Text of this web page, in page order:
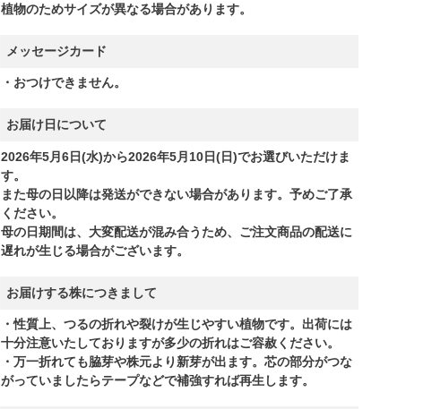
植物のためサイズが異なる場合があります。
メッセージカード
・おつけできません。
お届け日について
2026年5月6日(水)から2026年5月10日(日)でお選びいただけま
す。
また母の日以降は発送ができない場合があります。予めご了承
ください。
母の日期間は、大変配送が混み合うため、ご注文商品の配送に
遅れが生じる場合がございます。
お届けする株につきまして
・性質上、つるの折れや裂けが生じやすい植物です。出荷には
十分注意いたしておりますが多少の折れはご容赦ください。
・万一折れても脇芽や株元より新芽が出ます。芯の部分がつな
がっていましたらテープなどで補強すれば再生します。